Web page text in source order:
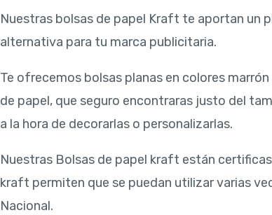
Nuestras bolsas de papel Kraft te aportan un
alternativa para tu marca publicitaria.
Te ofrecemos bolsas planas en colores
de papel, que seguro encontraras justo del
a la hora de decorarlas o personalizarlas.
Nuestras Bolsas de papel kraft están
kraft permiten que se puedan utilizar varias
Nacional.